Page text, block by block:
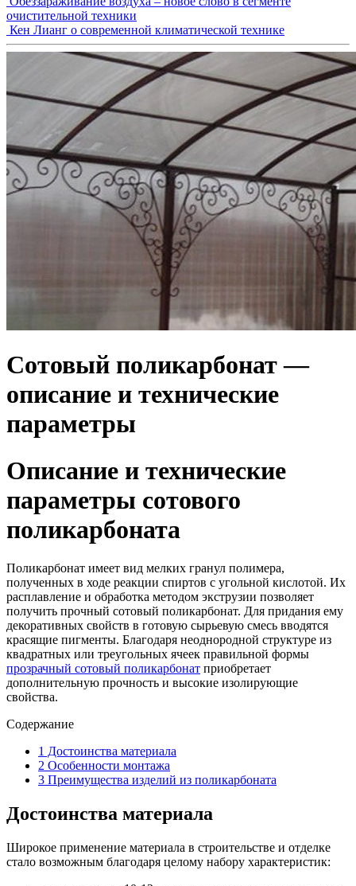
очистительной техники
Кен Лианг о современной климатической технике
Сотовый поликарбонат —
описание и технические
параметры
Описание и технические
параметры сотового
поликарбоната
Поликарбонат имеет вид мелких гранул полимера,
полученных в ходе реакции спиртов с угольной кислотой. Их
расплавление и обработка методом экструзии позволяет
получить прочный сотовый поликарбонат. Для придания ему
декоративных свойств в готовую сырьевую смесь вводятся
красящие пигменты. Благодаря неоднородной структуре из
квадратных или треугольных ячеек правильной формы
прозрачный сотовый поликарбонат приобретает
дополнительную прочность и высокие изолирующие
свойства.
Содержание
1 Достоинства материала
2 Особенности монтажа
3 Преимущества изделий из поликарбоната
Достоинства материала
Широкое применение материала в строительстве и отделке
стало возможным благодаря целому набору характеристик: